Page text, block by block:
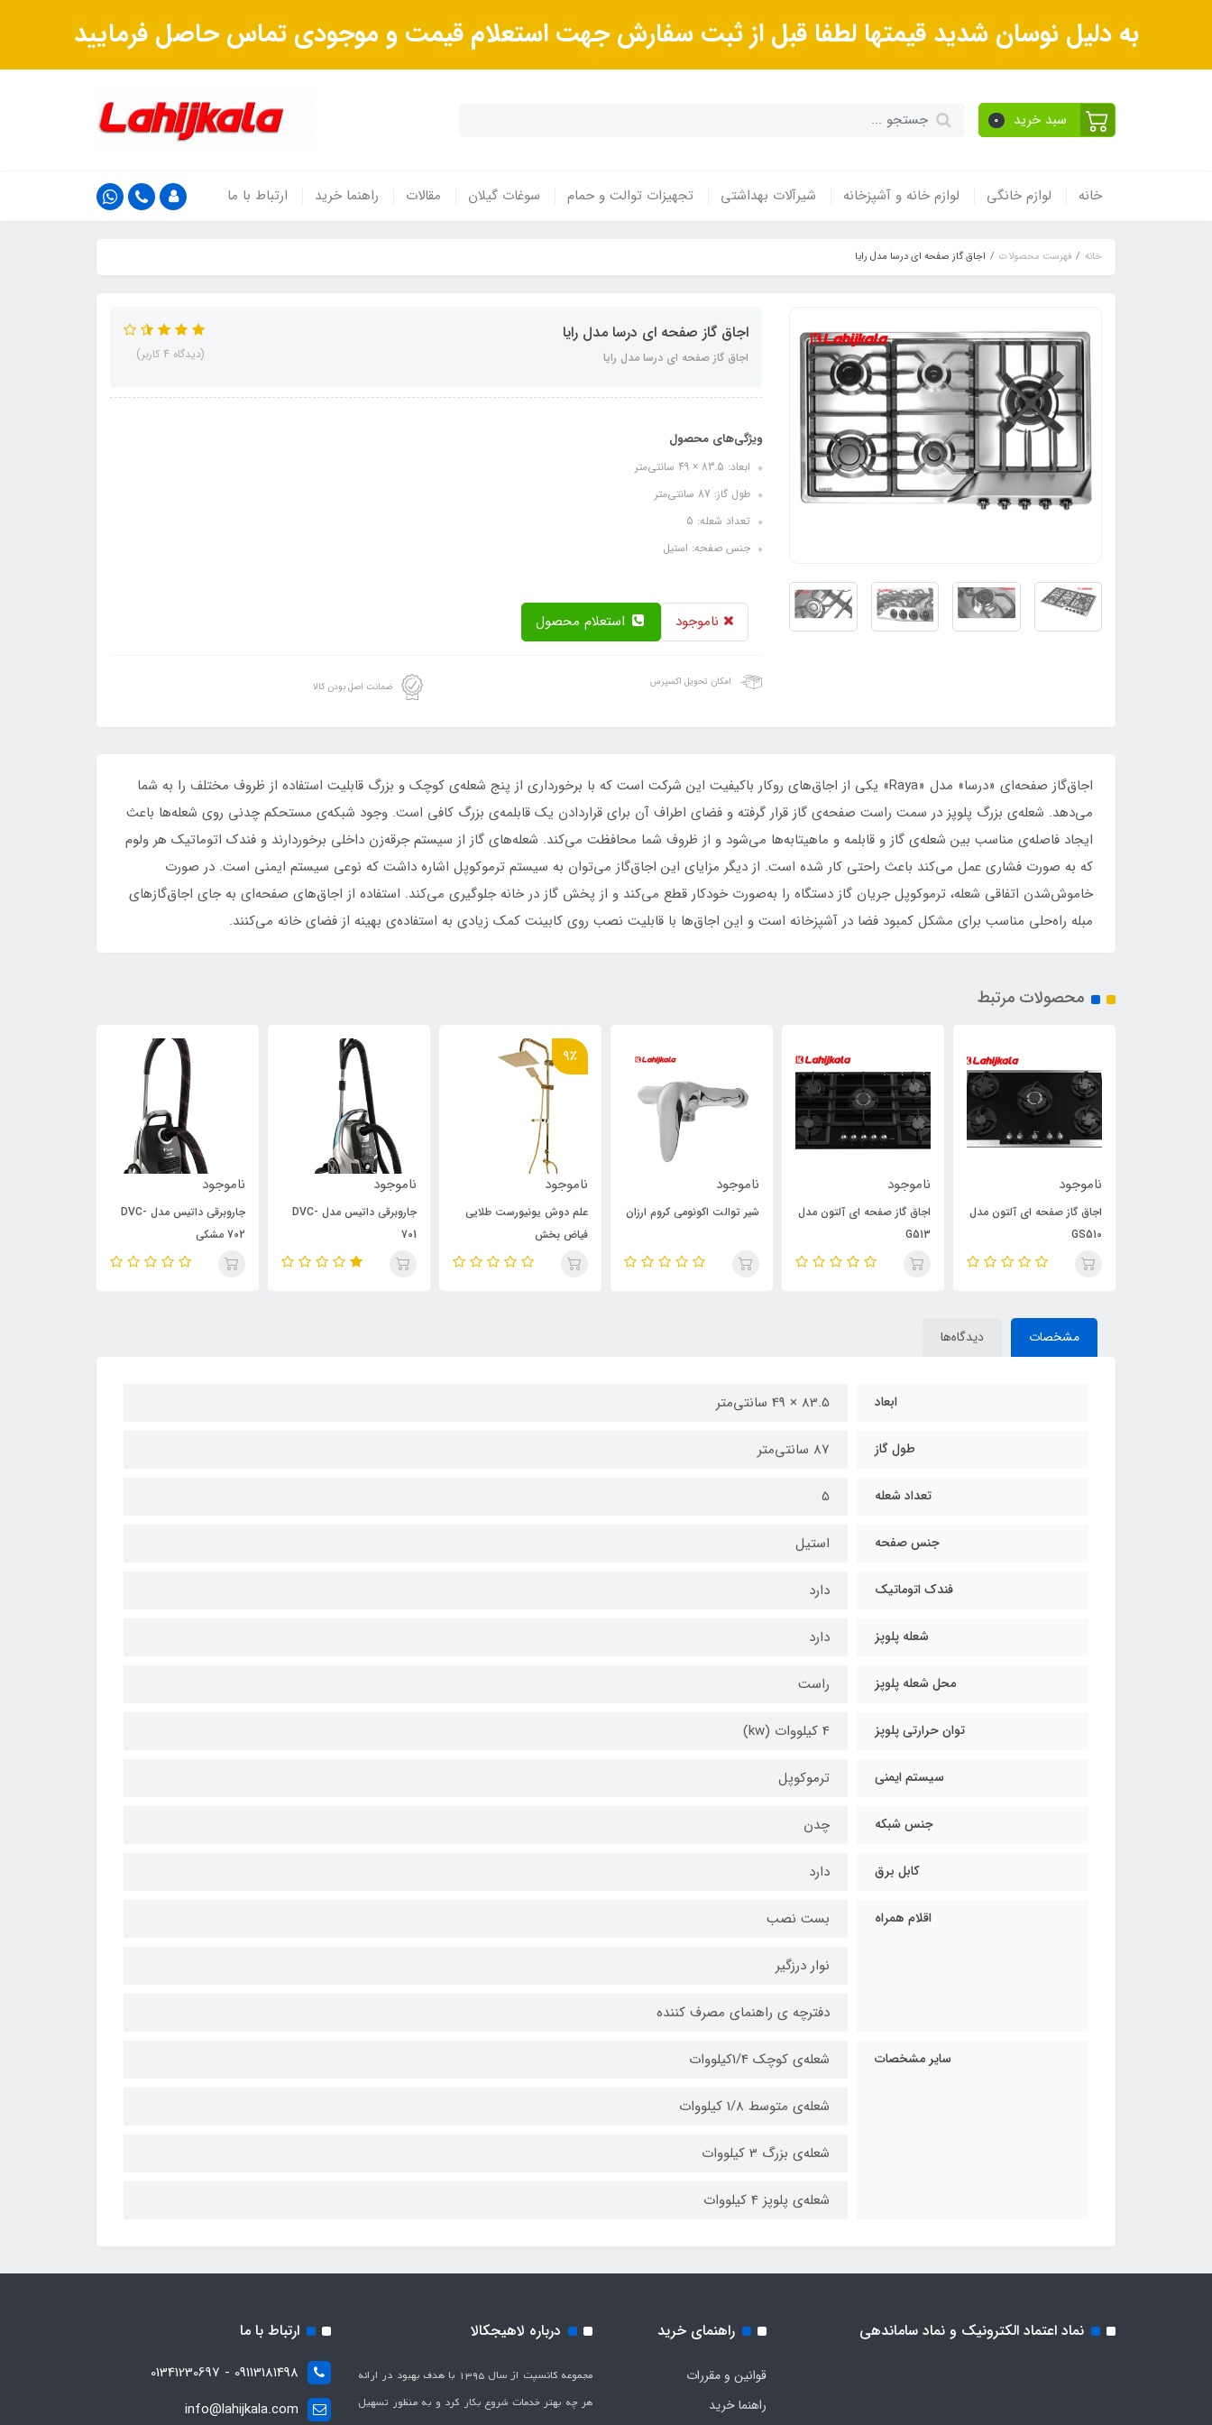
به دلیل نوسان شدید قیمتها لطفا قبل از ثبت سفارش جهت استعلام قیمت و موجودی تماس حاصل فرمایید
سبد خرید 0
خانه لوازم خانگی لوازم خانه و آشپزخانه شیرآلات بهداشتی تجهیزات توالت و حمام سوغات گیلان مقالات راهنما خرید ارتباط با ما
خانه فهرست محصولات اجاق گاز صفحه ای درسا مدل رایا
اجاق گاز صفحه ای درسا مدل رایا
اجاق گاز صفحه ای درسا مدل رایا (دیدگاه 4 کاربر)
ویژگی‌های محصول
ابعاد: 83.5 × 49 سانتی‌متر
طول گاز: 87 سانتی‌متر
تعداد شعله: 5
جنس صفحه: استیل
ناموجود
امکان تحویل اکسپرس ضمانت اصل بودن کالا
اجاق‌گاز صفحه‌ای «درسا» مدل «Raya» یکی از اجاق‌های روکار باکیفیت این شرکت است که با برخورداری از پنج شعله‌ی کوچک و بزرگ قابلیت استفاده از ظروف مختلف را به شما
می‌دهد. شعله‌ی بزرگ پلوپز در سمت راست صفحه‌ی گاز قرار گرفته و فضای اطراف آن برای قراردادن یک قابلمه‌ی بزرگ کافی است. وجود شبکه‌ی مستحکم چدنی روی شعله‌ها باعث
ایجاد فاصله‌ی مناسب بین شعله‌ی گاز و قابلمه و ماهیتابه‌ها می‌شود و از ظروف شما محافظت می‌کند. شعله‌های گاز از سیستم جرقه‌زن داخلی برخوردارند و فندک اتوماتیک هر ولوم
که به صورت فشاری عمل می‌کند باعث راحتی کار شده است. از دیگر مزایای این اجاق‌گاز می‌توان به سیستم ترموکوپل اشاره داشت که نوعی سیستم ایمنی است. در صورت
خاموش‌شدن اتفاقی شعله، ترموکوپل جریان گاز دستگاه را به‌صورت خودکار قطع می‌کند و از پخش گاز در خانه جلوگیری می‌کند. استفاده از اجاق‌های صفحه‌ای به جای اجاق‌گازهای
مبله راه‌حلی مناسب برای مشکل کمبود فضا در آشپزخانه است و این اجاق‌ها با قابلیت نصب روی کابینت کمک زیادی به استفاده‌ی بهینه از فضای خانه می‌کنند.
محصولات مرتبط
ناموجود
اجاق گاز صفحه ای آلتون مدل
GS510
ناموجود
اجاق گاز صفحه ای آلتون مدل
G513
ناموجود
شیر توالت اکونومی کروم ارزان
9٪
ناموجود
علم دوش یونیورست طلایی
فیاض بخش
ناموجود
جاروبرقی داتیس مدل DVC-
701
ناموجود
جاروبرقی داتیس مدل DVC-
702 مشکی
مشخصات دیدگاه‌ها
ابعاد 83.5 × 49 سانتی‌متر
طول گاز 87 سانتی‌متر
تعداد شعله 5
جنس صفحه استیل
فندک اتوماتیک دارد
شعله پلوپز دارد
محل شعله پلوپز راست
توان حرارتی پلوپز 4 کیلووات (kw)
سیستم ایمنی ترموکوپل
جنس شبکه چدن
کابل برق دارد
اقلام همراه بست نصب
نوار درزگیر
دفترچه ی راهنمای مصرف کننده
سایر مشخصات شعله‌ی کوچک 1/4کیلووات
شعله‌ی متوسط 1/8 کیلووات
شعله‌ی بزرگ 3 کیلووات
شعله‌ی پلوپز 4 کیلووات
نماد اعتماد الکترونیک و نماد ساماندهی راهنمای خرید
قوانین و مقررات
راهنما خرید
درباره لاهیجکالا
مجموعه کانسپت از سال 1395 با هدف بهبود در ارائه
هر چه بهتر خدمات شروع بکار کرد و به منظور تسهیل
ارتباط با ما
09113181498 - 01341230697
info@lahijkala.com